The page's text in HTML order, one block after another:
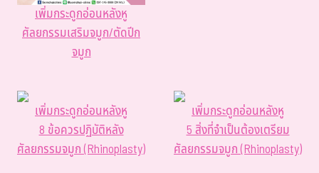
เพิ่มกระดูกอ่อนหลังหู
ศัลยกรรมเสริมจมูก/ตัดปีก
จมูก
เพิ่มกระดูกอ่อนหลังหู
8 ข้อควรปฏิบัติหลัง
ศัลยกรรมจมูก (Rhinoplasty)
เพิ่มกระดูกอ่อนหลังหู
5 สิ่งที่จำเป็นต้องเตรียม
ศัลยกรรมจมูก (Rhinoplasty)